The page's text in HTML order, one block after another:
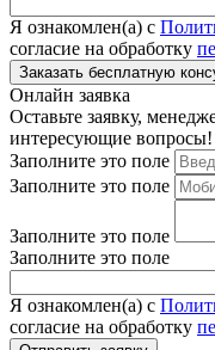
Я ознакомлен(а) с
согласие на обработку
Онлайн заявка
Оставьте заявку,
интересующие вопросы!
Заполните это поле
Заполните это поле
Заполните это поле
Заполните это поле
Я ознакомлен(а) с
согласие на обработку